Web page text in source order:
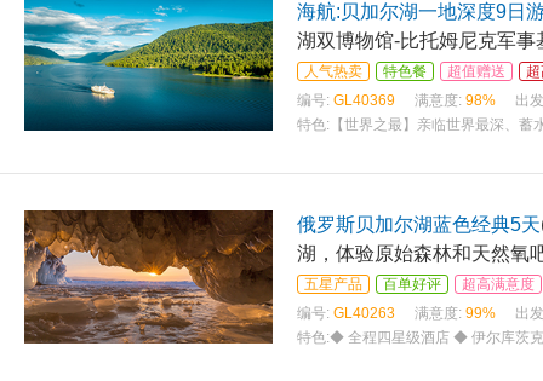
海航:贝加尔湖一地深度9日
湖双博物馆-比托姆尼克军事
人气热卖 特色餐 超值赠送
编号: GL40369 满意度: 98%
出
特色: 【世界之最】亲临世界最深、
俄罗斯贝加尔湖蓝色经典5天
湖，体验原始森林和天然氧
五星产品 百单好评
超高满意度
编号: GL40263 满意度: 99%
出
特色:◆ 全程四星级酒店 ◆ 伊尔库茨